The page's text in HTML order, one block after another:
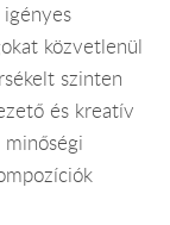
közvetlenül
szinten
és kreatív